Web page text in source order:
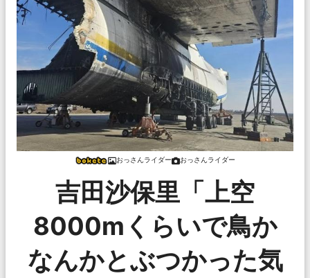
おっさんライダー おっさんライダー
吉田沙保里「上空
8000mくらいで鳥か
なんかとぶつかった気